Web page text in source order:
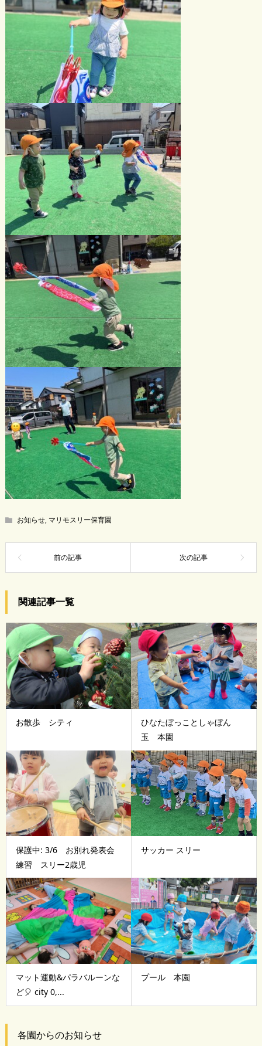
お知らせ, マリモスリー保育園
関連記事一覧
お散歩 シティ
ひなたぼっことしゃぼん
玉 本園
保護中: 3/6 お別れ発表会
練習 スリー2歳児
サッカー スリー
マット運動&パラバルーンな
ど🎈 city 0,...
プール 本園
各園からのお知らせ